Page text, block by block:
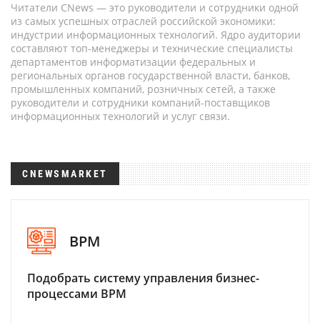
Читатели CNews — это руководители и сотрудники одной
из самых успешных отраслей российской экономики:
индустрии информационных технологий. Ядро аудитории
составляют топ-менеджеры и технические специалисты
департаментов информатизации федеральных и
региональных органов государственной власти, банков,
промышленных компаний, розничных сетей, а также
руководители и сотрудники компаний-поставщиков
информационных технологий и услуг связи.
CNEWSMARKET
BPM
Подобрать систему управления бизнес-
процессами BPM